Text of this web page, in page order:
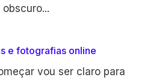
e fotografias online
vou ser claro para